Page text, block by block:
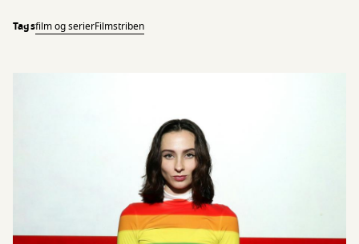
Tagsfilm og serierFilmstriben